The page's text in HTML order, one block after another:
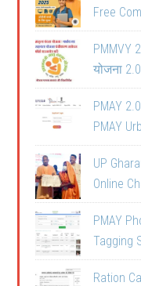
Free
PMMVY
योजना 2.0
PMAY
PMAY
UP
Online
PMAY
Tagging
Ration